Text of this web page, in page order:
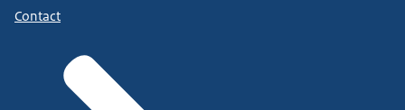
Contact